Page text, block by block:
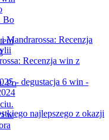
Po
Mandrarossa: Recenzja
Recenzja win z
- degustacja 6 win -
najlepszego z okazji